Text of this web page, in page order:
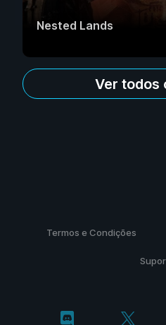
Nested Lands
Ver todos
Termos e Condições